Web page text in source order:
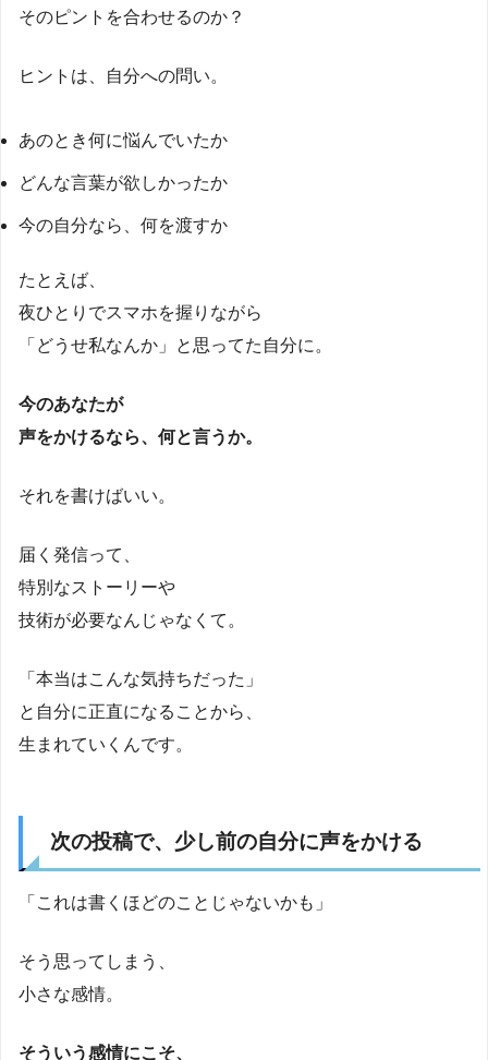
そのピントを合わせるのか？
ヒントは、自分への問い。
あのとき何に悩んでいたか
どんな言葉が欲しかったか
今の自分なら、何を渡すか
たとえば、
夜ひとりでスマホを握りながら
「どうせ私なんか」と思ってた自分に。
今のあなたが
声をかけるなら、何と言うか。
それを書けばいい。
届く発信って、
特別なストーリーや
技術が必要なんじゃなくて。
「本当はこんな気持ちだった」
と自分に正直になることから、
生まれていくんです。
次の投稿で、少し前の自分に声をかける
「これは書くほどのことじゃないかも」
そう思ってしまう、
小さな感情。
そういう感情にこそ、